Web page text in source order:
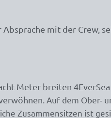
mit der Crew,
Meter breiten
Auf dem Ober-
Zusammensitzen ist